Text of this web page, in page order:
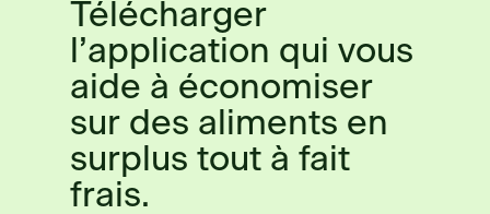
Télécharger
l’application qui vous
aide à économiser
sur des aliments en
surplus tout à fait
frais.